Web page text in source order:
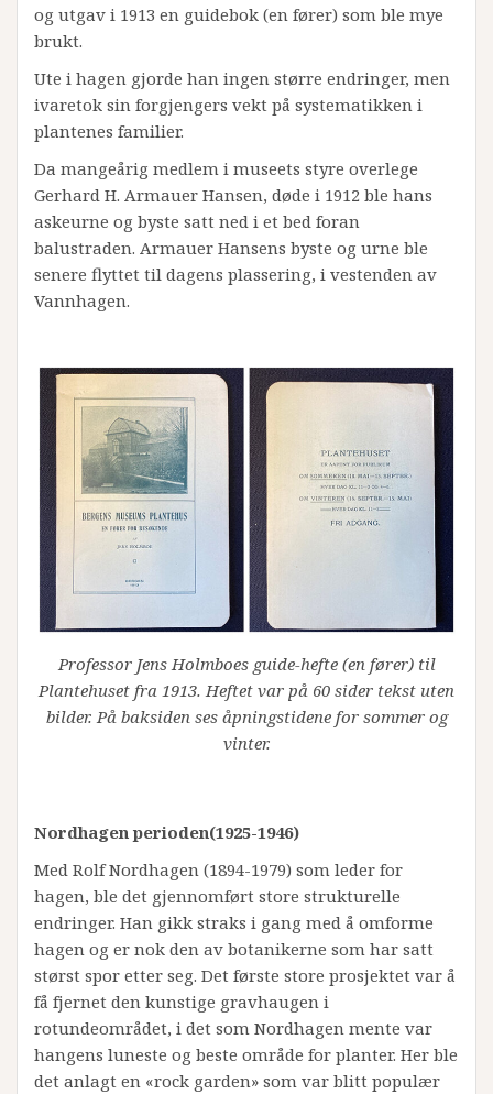
og utgav i 1913 en guidebok (en fører) som ble mye
brukt.
Ute i hagen gjorde han ingen større endringer, men
ivaretok sin forgjengers vekt på systematikken i
plantenes familier.
Da mangeårig medlem i museets styre overlege
Gerhard H. Armauer Hansen, døde i 1912 ble hans
askeurne og byste satt ned i et bed foran
balustraden. Armauer Hansens byste og urne ble
senere flyttet til dagens plassering, i vestenden av
Vannhagen.
Professor Jens Holmboes guide-hefte (en fører) til
Plantehuset fra 1913. Heftet var på 60 sider tekst uten
bilder. På baksiden ses åpningstidene for sommer og
vinter.
Nordhagen perioden(1925-1946)
Med Rolf Nordhagen (1894-1979) som leder for
hagen, ble det gjennomført store strukturelle
endringer. Han gikk straks i gang med å omforme
hagen og er nok den av botanikerne som har satt
størst spor etter seg. Det første store prosjektet var å
få fjernet den kunstige gravhaugen i
rotundeområdet, i det som Nordhagen mente var
hangens luneste og beste område for planter. Her ble
det anlagt en «rock garden» som var blitt populær